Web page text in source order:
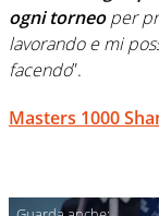
ogni torneoper
lavorando e mi
facendo”.
Masters 1000